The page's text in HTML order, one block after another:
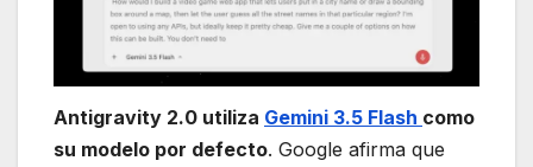
Antigravity 2.0 utiliza Gemini 3.5 Flash como
su modelo por defecto. Google afirma que